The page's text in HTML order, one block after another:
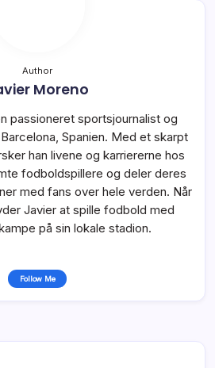
Author
Moreno
passioneret sportsjournalist og
Spanien. Med et skarpt
han livene og karriererne hos
fodboldspillere og deler deres
med fans over hele verden. Når
Javier at spille fodbold med
på sin lokale stadion.
Follow Me